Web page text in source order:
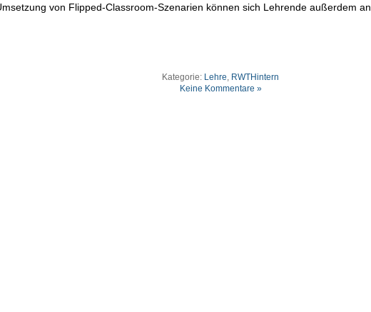
von Flipped-Classroom-Szenarien können sich Lehrende außerdem an
Kategorie: Lehre, RWTHintern
Keine Kommentare »